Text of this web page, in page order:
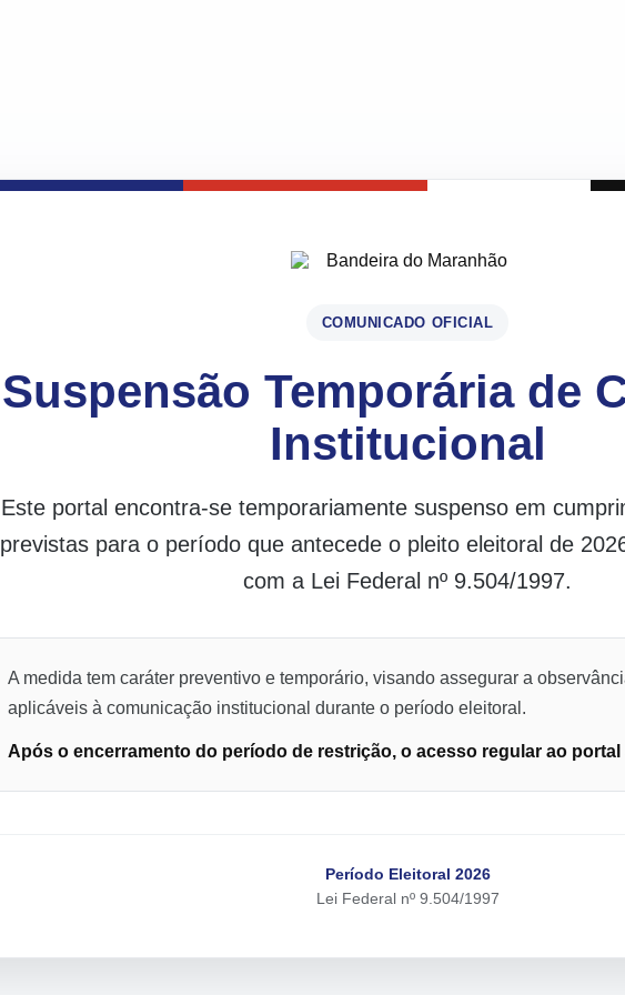
COMUNICADO OFICIAL
Suspensão Temporária de
Institucional
Este portal encontra-se temporariamente suspenso em
previstas para o período que antecede o pleito eleitoral de
com a Lei Federal nº 9.504/1997.
A medida tem caráter preventivo e temporário, visando assegurar a
aplicáveis à comunicação institucional durante o período eleitoral.
Após o encerramento do período de restrição, o acesso regular ao
Período Eleitoral 2026
Lei Federal nº 9.504/1997